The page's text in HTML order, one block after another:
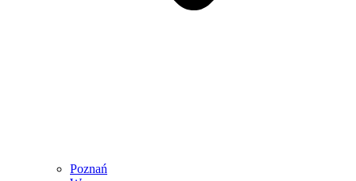
Poznań